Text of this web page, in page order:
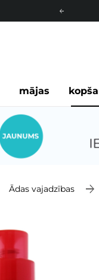
mājas
Ādas vajadzības